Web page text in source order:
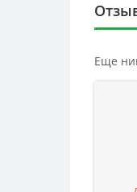
Еще